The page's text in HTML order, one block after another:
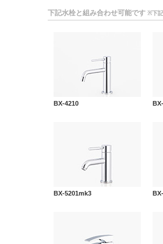
下記水栓と組み合わせ可能です ※下
BX-4210
BX-5201mk3